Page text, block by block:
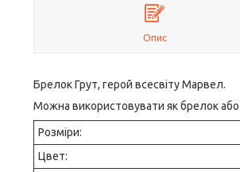
Опис
Брелок Грут, герой всесвіту Марвел.
Можна використовувати як брелок
Розміри:
Цвет: